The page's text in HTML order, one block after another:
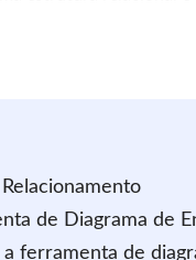
de Diagrama de
ferramenta de